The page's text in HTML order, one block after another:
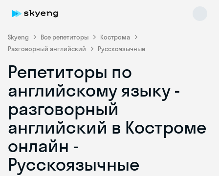
Skyeng Все репетиторы
Кострома
Разговорный английский
Русскоязычные
Репетиторы по
английскому языку -
разговорный
английский в Костроме
онлайн -
Русскоязычные
Skyeng Chat